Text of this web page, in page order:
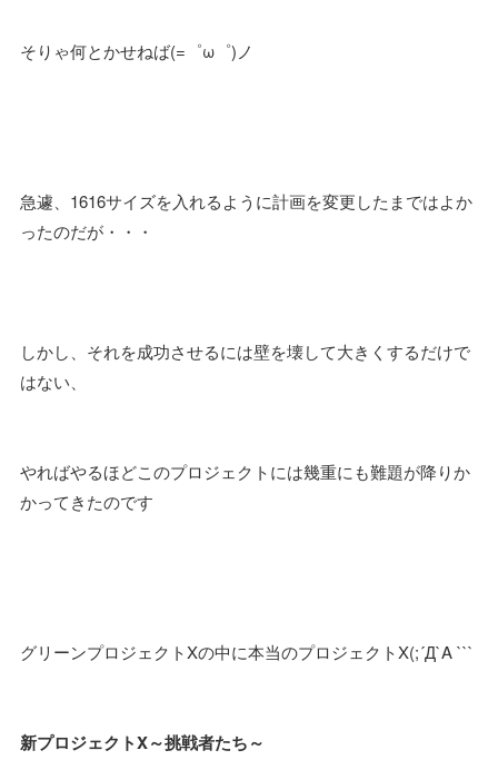
そりゃ何とかせねば(=゜ω゜)ノ
急遽、1616サイズを入れるように計画を変更したまではよか
ったのだが・・・
しかし、それを成功させるには壁を壊して大きくするだけで
はない、
やればやるほどこのプロジェクトには幾重にも難題が降りか
かってきたのです
グリーンプロジェクトXの中に本当のプロジェクトX(;´Д`A ```
新プロジェクトX～挑戦者たち～